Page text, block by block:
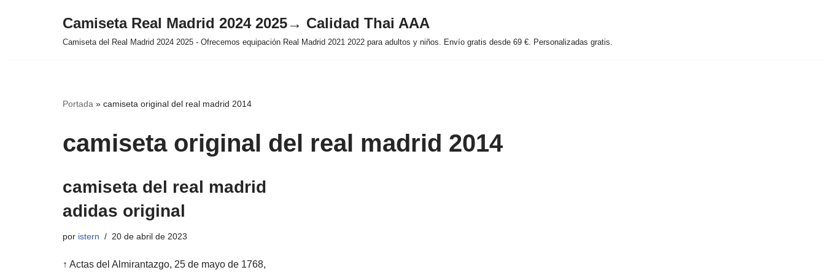
Camiseta Real Madrid 2024 2025→ Calidad Thai AAA
Camiseta del Real Madrid 2024 2025 - Ofrecemos equipación Real Madrid 2021 2022 para adultos y niños. Envío gratis desde 69 €. Personalizadas gratis.
Portada » camiseta original del real madrid 2014
camiseta original del real madrid 2014
camiseta del real madrid
adidas original
por istern 20 de abril de 2023
↑ Actas del Almirantazgo, 25 de mayo de 1768,